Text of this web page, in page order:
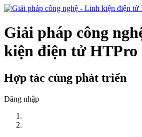
Giải pháp công
kiện điện tử HTPro
Hợp tác cùng phát triển
Đăng nhập